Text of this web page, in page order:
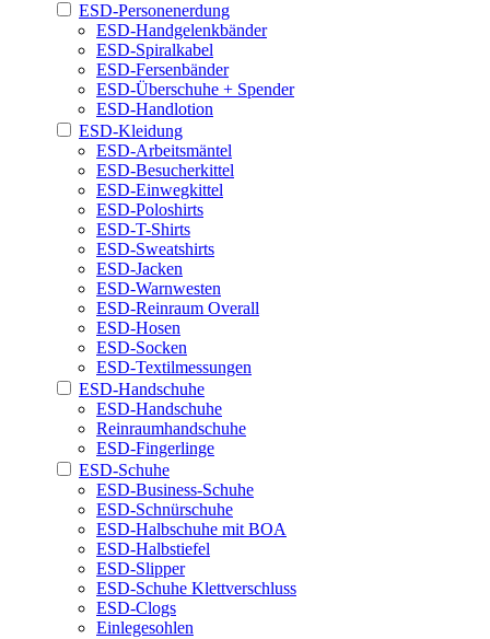
ESD-Personenerdung
ESD-Handgelenkbänder
ESD-Spiralkabel
ESD-Fersenbänder
ESD-Überschuhe + Spender
ESD-Handlotion
ESD-Kleidung
ESD-Arbeitsmäntel
ESD-Besucherkittel
ESD-Einwegkittel
ESD-Poloshirts
ESD-T-Shirts
ESD-Sweatshirts
ESD-Jacken
ESD-Warnwesten
ESD-Reinraum Overall
ESD-Hosen
ESD-Socken
ESD-Textilmessungen
ESD-Handschuhe
ESD-Handschuhe
Reinraumhandschuhe
ESD-Fingerlinge
ESD-Schuhe
ESD-Business-Schuhe
ESD-Schnürschuhe
ESD-Halbschuhe mit BOA
ESD-Halbstiefel
ESD-Slipper
ESD-Schuhe Klettverschluss
ESD-Clogs
Einlegesohlen